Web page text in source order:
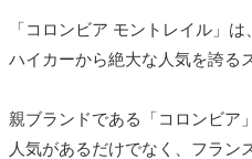
「コロンビア モントレイル」
ハイカーから絶大な人気を誇る
親ブランドである「コロンビア
人気があるだけでなく、フラン